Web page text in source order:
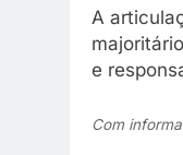
A
e
Com